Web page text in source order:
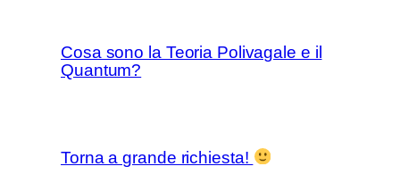
Cosa sono la Teoria Polivagale e il
Quantum?
Torna a grande richiesta!